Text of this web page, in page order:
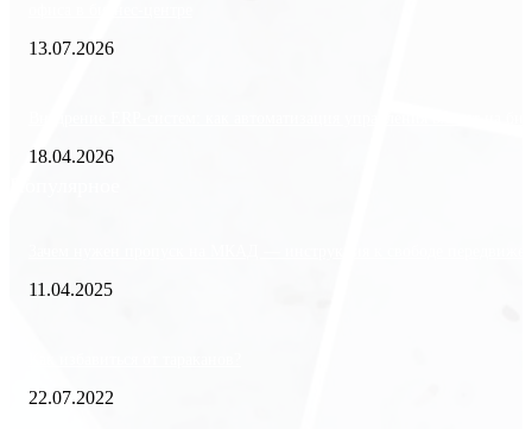
13.07.2026
18.04.2026
11.04.2025
22.07.2022